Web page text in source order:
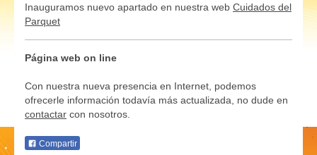
Inauguramos nuevo apartado en nuestra web Cuidados del
Parquet
Página web on line
Con nuestra nueva presencia en Internet, podemos
ofrecerle información todavía más actualizada, no dude en
contactar con nosotros.
Compartir